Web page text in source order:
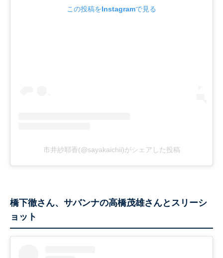
この投稿をInstagramで見る
市井紗耶香(@sayakaichii)がシェアした投稿
橋下徹さん、サバンナの高橋茂雄さんとスリーシ
ョット